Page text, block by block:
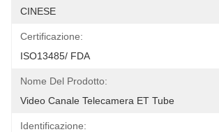
CINESE
Certificazione:
ISO13485/ FDA
Nome Del Prodotto:
Video Canale Telecamera ET Tube
Identificazione: